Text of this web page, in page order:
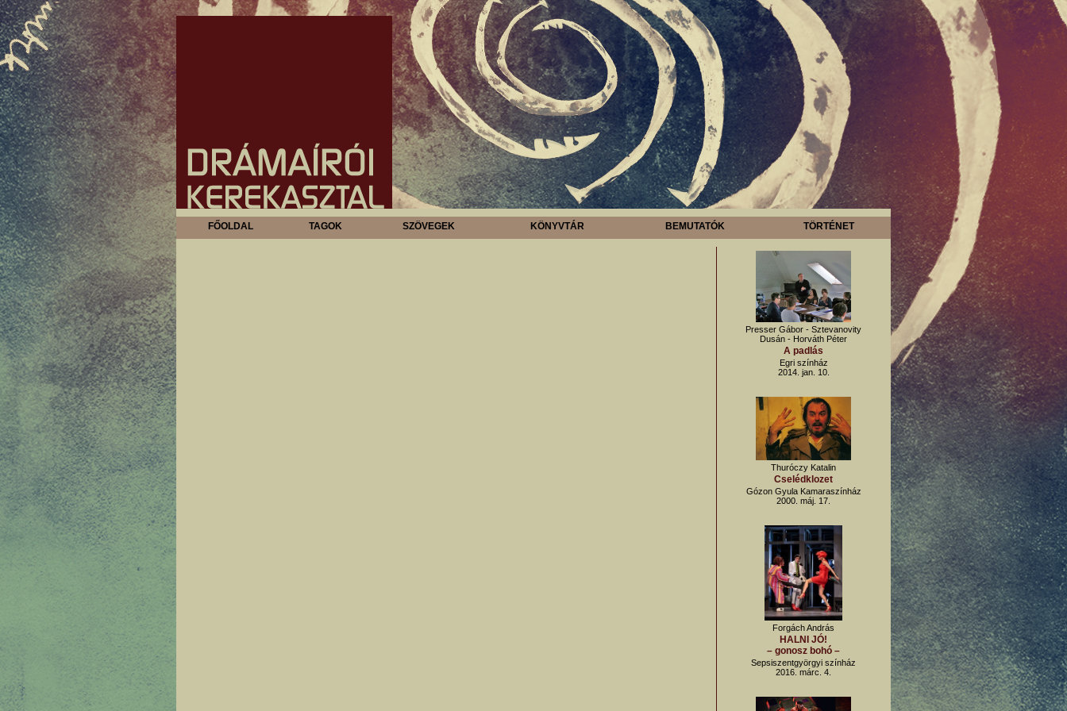
FŐOLDAL TAGOK SZÖVEGEK KÖNYVTÁR BEMUTATÓK TÖRTÉNET
Presser Gábor - Sztevanovity
Dusán - Horváth Péter
A padlás
Egri színház
2014. jan. 10.
Thuróczy Katalin
Cselédklozet
Gózon Gyula Kamaraszínház
2000. máj. 17.
Forgách András
HALNI JÓ!
– gonosz bohó –
Sepsiszentgyörgyi színház
2016. márc. 4.